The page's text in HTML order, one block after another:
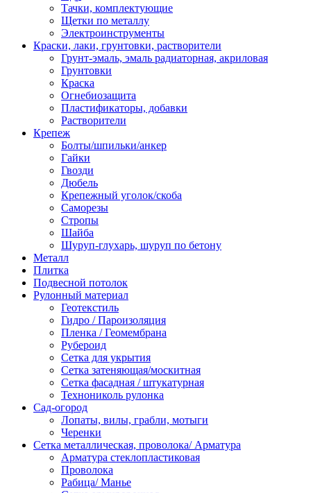
Тачки, комплектующие
Щетки по металлу
Электроинструменты
Краски, лаки, грунтовки, растворители
Грунт-эмаль, эмаль радиаторная, акриловая
Грунтовки
Краска
Огнебиозащита
Пластификаторы, добавки
Растворители
Крепеж
Болты/шпильки/анкер
Гайки
Гвозди
Дюбель
Крепежный уголок/скоба
Саморезы
Стропы
Шайба
Шуруп-глухарь, шуруп по бетону
Металл
Плитка
Подвесной потолок
Рулонный материал
Геотекстиль
Гидро / Пароизоляция
Пленка / Геомембрана
Рубероид
Сетка для укрытия
Сетка затеняющая/москитная
Сетка фасадная / штукатурная
Технониколь рулонка
Сад-огород
Лопаты, вилы, грабли, мотыги
Черенки
Сетка металлическая, проволока/ Арматура
Арматура стеклопластиковая
Проволока
Рабица/ Манье